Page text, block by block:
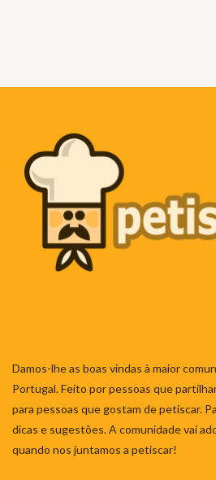
Damos-lhe as boas vindas à maior
Portugal. Feito por pessoas que
para pessoas que gostam de petiscar.
dicas e sugestões. A comunidade vai
quando nos juntamos a petiscar!